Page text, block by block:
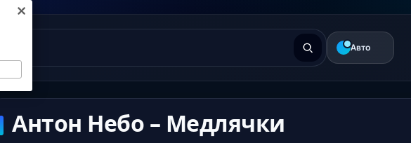
Авто
Антон Небо – Медлячки